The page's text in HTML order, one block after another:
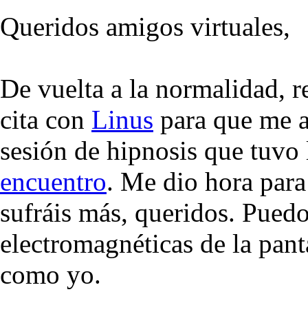
Queridos amigos virtuales,
De vuelta a la normalidad,
cita con Linus para que me
sesión de hipnosis que
encuentro. Me dio hora
sufráis más, queridos.
electromagnéticas de la
como yo.